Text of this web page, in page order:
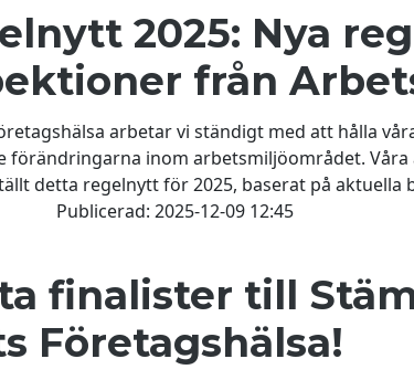
2025: Nya
från
arbetar vi ständigt med att hålla
förändringarna inom arbetsmiljöområdet.
detta regelnytt för 2025, baserat på aktuella
hjälpa er att förbereda er för nya inspektioner,
Publicerad: 2025-12-09 12:45
finalister till
Företagshälsa!